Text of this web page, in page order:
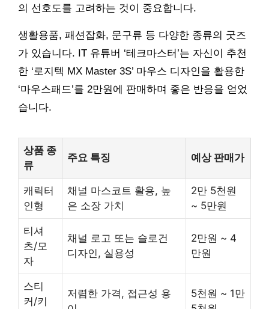
의 선호도를 고려하는 것이 중요합니다.
생활용품, 패션잡화, 문구류 등 다양한 종류의 굿즈
가 있습니다. IT 유튜버 ‘테크마스터’는 자신이 추천
한 ‘로지텍 MX Master 3S’ 마우스 디자인을 활용한
‘마우스패드’를 2만원에 판매하며 좋은 반응을 얻었
습니다.
상품 종
류
주요 특징 예상 판매가
캐릭터
인형
채널 마스코트 활용, 높
은 소장 가치
2만 5천원
~ 5만원
티셔
츠/모
자
채널 로고 또는 슬로건
디자인, 실용성
2만원 ~ 4
만원
스티
커/키
저렴한 가격, 접근성 용
5천원 ~ 1만